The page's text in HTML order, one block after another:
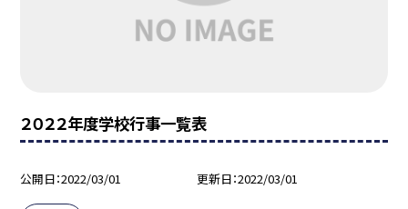
２０２２年度学校行事一覧表
公開日 2022/03/01 更新日 2022/03/01